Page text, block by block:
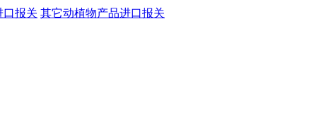
口报关 其它动植物产品进口报关